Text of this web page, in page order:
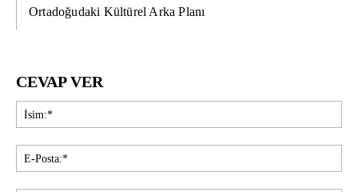
Ortadoğudaki Kültürel Arka Planı
CEVAP VER